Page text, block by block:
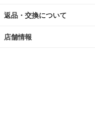
返品・交換について
店舗情報